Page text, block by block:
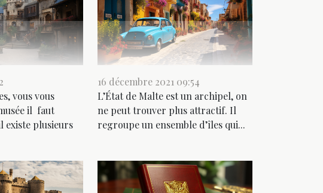
vous vous
il faut
existe plusieurs
16 décembre 2021 09:54
L’État de Malte est un archipel, on
ne peut trouver plus attractif. Il
regroupe un ensemble d’îles qui...